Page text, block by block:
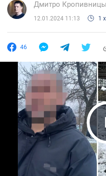
Дмитро
12.01.2024 11:13 1
46